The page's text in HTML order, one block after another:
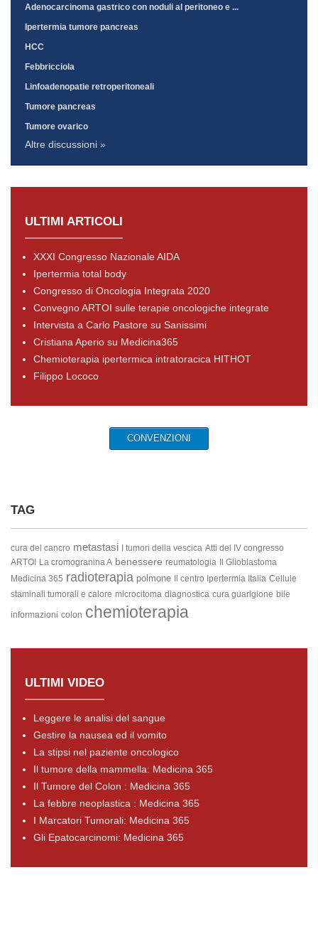
Adenocarcinoma gastrico con noduli al peritoneo e ...
Ipertermia tumore pancreas
HCC
Febbricciola
Linfoadenopatie retroperitoneali
Tumore pancreas
Tumore ovarico
Altre discussioni »
ULTIMI ARTICOLI
XXXI Congresso Nazionale AIDA
Ipertermia total body
Congresso di Oncologia Integrata 2020
Convegno ARTOI sulle terapie oncologiche integrate
Intervista a Carlo Pastore su Sanissimi
Cristiana Aperio su Medicina365
Chemioterapia ipertermica intratoracica HITHOT
Filippo Lococo
CONVENZIONI
TAG
cura del cancro metastasi I tumori della vescica Atti del IV congresso
ARTOI
La cromogranina A benessere reumatologia
Il Glioblastoma
Medicina 365 radioterapia polmone Il centro Ipertermia Italia Cellule
staminali tumorali e calore microcitoma diagnostica cura guarigione bile
informazioni colon chemioterapia
ULTIMI VIDEO
Leggere le analisi del sangue
Gestire la nausea ed il vomito
La stipsi nel paziente oncologico
Il tumore della mammella: Medicina 365
Il Tumore del Colon : Medicina 365
La febbre neoplastica : Medicina 365
I Marcatori Tumorali: Medicina 365
Gli Epatocarcinomi: Medicina 365